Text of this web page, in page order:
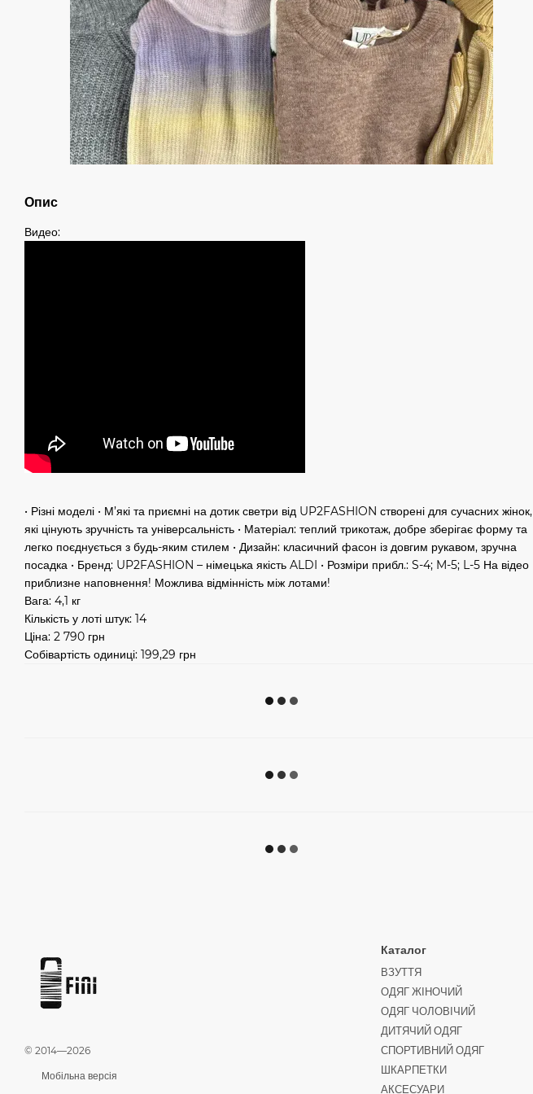
Опис
Видео:
• Різні моделі • М’які та приємні на дотик светри від UP2FASHION створені для сучасних жінок,
які цінують зручність та універсальність • Матеріал: теплий трикотаж, добре зберігає форму та
легко поєднується з будь-яким стилем • Дизайн: класичний фасон із довгим рукавом, зручна
посадка • Бренд: UP2FASHION – німецька якість ALDI • Розміри прибл.: S-4; M-5; L-5 На відео
приблизне наповнення! Можлива відмінність між лотами!
Вага: 4,1 кг
Кількість у лоті штук: 14
Ціна: 2 790 грн
Собівартість одиниці: 199,29 грн
© 2014—2026
Мобільна версія
Каталог
ВЗУТТЯ
ОДЯГ ЖІНОЧИЙ
ОДЯГ ЧОЛОВІЧИЙ
ДИТЯЧИЙ ОДЯГ
СПОРТИВНИЙ ОДЯГ
ШКАРПЕТКИ
АКСЕСУАРИ